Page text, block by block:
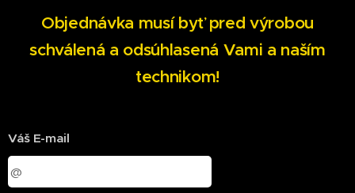
Objednávka musí byť pred výrobou
schválená a odsúhlasená Vami a naším
technikom!
Váš E-mail